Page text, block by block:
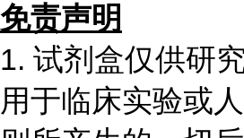
免责声明
1. 试剂盒仅供研
用于临床实验或